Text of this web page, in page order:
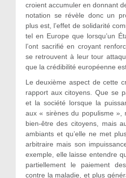
croient accumuler en donnant
notation se révèle donc un
plus est, l’effet de solidarité
tel en Europe que lorsqu’un
l’ont sacrifié en croyant
se retrouvent à leur tour
que la crédibilité européenne
Le deuxième aspect de cette
rapport aux citoyens. Que se
et la société lorsque la
aux « sirènes du populisme »,
bien-être des citoyens, mais
ambiants et qu’elle ne met
arbitraire mais son
exemple, elle laisse entendre
partiellement le paiement
contre la maladie, et plus